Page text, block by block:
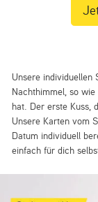
Unsere individuellen
Nachthimmel, so
hat. Der erste Kuss,
Unsere Karten vom
Datum individuell
einfach für dich